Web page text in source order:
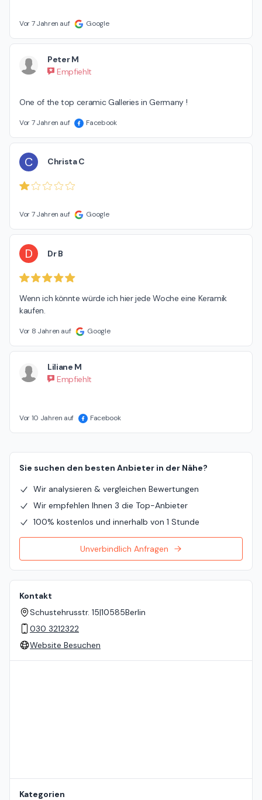
Vor 7 Jahren auf Google
Peter M
Empfiehlt
One of the top ceramic Galleries in Germany !
Vor 7 Jahren auf Facebook
C Christa C
Vor 7 Jahren auf Google
D Dr B
Wenn ich könnte würde ich hier jede Woche eine Keramik
kaufen.
Vor 8 Jahren auf Google
Liliane M
Empfiehlt
Vor 10 Jahren auf Facebook
Sie suchen den besten Anbieter in der Nähe?
Wir analysieren & vergleichen Bewertungen
Wir empfehlen Ihnen 3 die Top-Anbieter
100% kostenlos und innerhalb von 1 Stunde
Unverbindlich Anfragen
Kontakt
Schustehrusstr. 15|10585Berlin
030 3212322
Website Besuchen
Kategorien